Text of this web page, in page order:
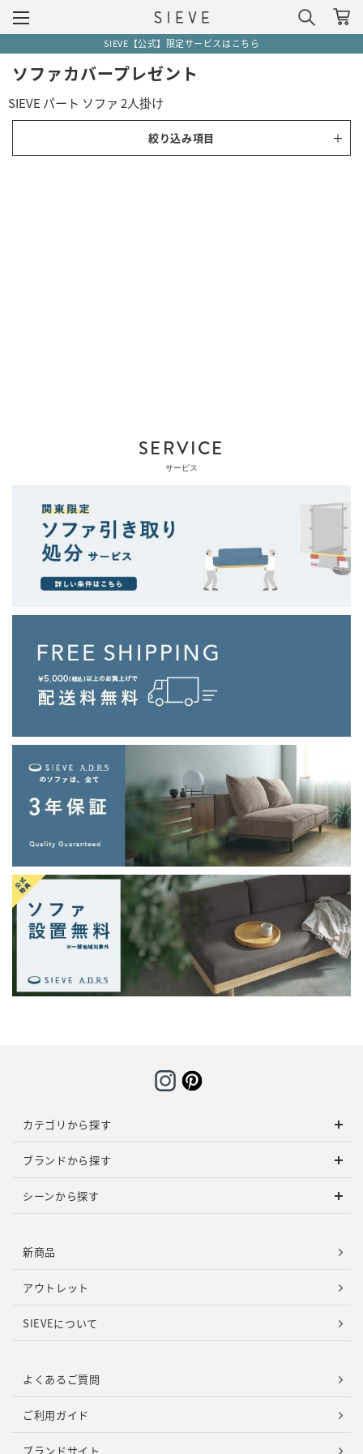
SIEVE【公式】限定サービスはこちら
ソファカバープレゼント
SIEVE パート ソファ 2人掛け
絞り込み項目
SERVICE
サービス
カテゴリから探す
ブランドから探す
シーンから探す
新商品
アウトレット
SIEVEについて
よくあるご質問
ご利用ガイド
ブランドサイト